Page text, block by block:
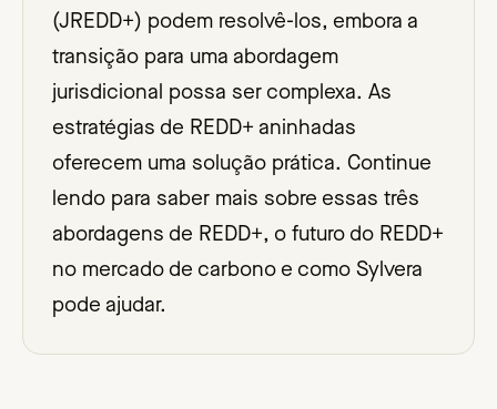
(JREDD+) podem resolvê-los, embora a
transição para uma abordagem
jurisdicional possa ser complexa. As
estratégias de REDD+ aninhadas
oferecem uma solução prática. Continue
lendo para saber mais sobre essas três
abordagens de REDD+, o futuro do REDD+
no mercado de carbono e como Sylvera
pode ajudar.